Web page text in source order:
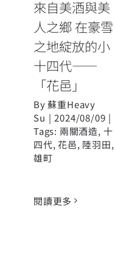
來自美酒與美
人之鄉 在豪雪
之地綻放的小
十四代——
「花邑」
By蘇重Heavy
Su | 2024/08/09 |
Tags: 兩關酒造, 十
四代,花邑, 陸羽田,
雄町
閱讀更多